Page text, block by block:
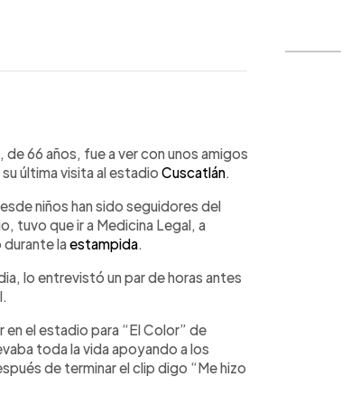
66 años, fue a ver con unos amigos
última visita al estadio Cuscatlán.
niños han sido seguidores del
tuvo que ir a Medicina Legal, a
laestampida.
lo entrevistó un par de horas antes
el estadio para “El Color” de
toda la vida apoyando a los
de terminar el clip digo “Me hizo